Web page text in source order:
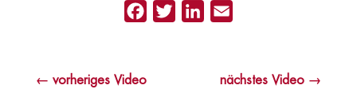
Facebook
Twitter LinkedIn
← vorheriges Video nächstes Video →